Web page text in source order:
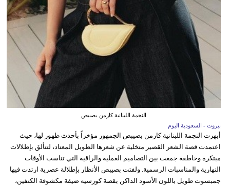
النجمة اللبنانية كارمن بصيبص
بيروت - السعودية اليوم
أبهرت النجمة اللبنانية كارمن بصيبص الجمهور مؤخراً بأحدث ظهور لها، حيث
اعتمدت قصة الشعر القصير متخلية عن شعرها الطويل المعتاد، لتتألق بإطلالات
مبتكرة وخاطفة جمعت بين التصاميم العملية والراقية التي تناسب الأوقات
النهارية والمناسبات الرسمية. ولفتت بصيبص الأنظار بإطلالة عصرية ارتدت فيها
جمبسوت طويل باللون الأسود الداكن بقصة كورسيه ضيقة مكشوفة الكتفين،